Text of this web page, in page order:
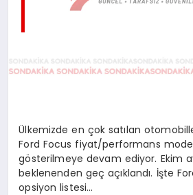
TEKNOLOJI
Ülkemizde en çok satılan
Ford Focus fiyat/performans
gösterilmeye devam ediyor. Ekim
beklenenden geç açıklandı. İşte
opsiyon listesi…